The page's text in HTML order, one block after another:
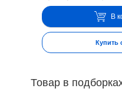
В
Купить
Товар в